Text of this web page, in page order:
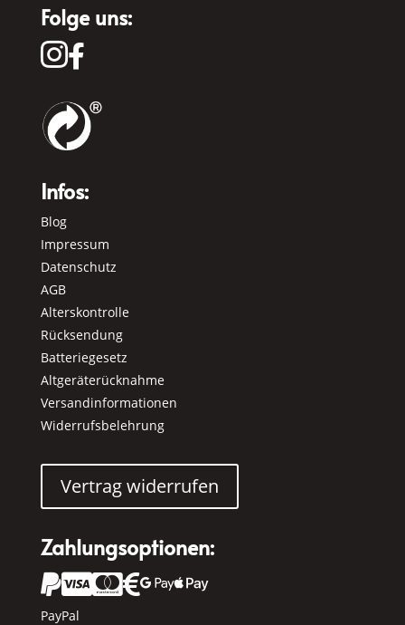
Folge uns:

Infos:
Blog
Impressum
Datenschutz
AGB
Alterskontrolle
Rücksendung
Batteriegesetz
Altgeräterücknahme
Versandinformationen
Widerrufsbelehrung
Vertrag widerrufen
Zahlungsoptionen:
 
PayPal